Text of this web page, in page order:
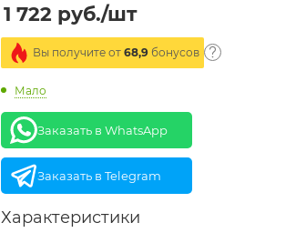
1 722 руб./шт
Вы получите от 68,9 бонусов
Мало
Заказать в WhatsApp
Заказать в Telegram
Характеристики